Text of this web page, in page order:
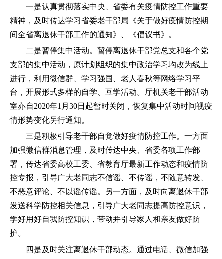
一是认真贯彻落实中央、省委有关疫情防控工作重要
精神，及时传达学习省委老干部局《关于做好疫情防控期
间全省离退休干部工作的通知》、《倡议书》。
二是暂停集中活动。暂停离退休干部党总支和各个党
支部的集中活动，原计划组织的集中政治学习均改为线上
进行，利用微信群、学习强国、老人春秋等网络学习平
台，开展形式多样的自学、互学活动。厅机关老干部活动
室亦自2020年1月30日起暂时关闭，恢复集中活动时间视疫
情形势变化另行通知。
三是积极引导老干部自觉做好疫情防控工作。一方面
加强微信群消息管理，及时传达中央、省委各项工作部
署，传达省委高校工委、省教育厅最新工作动态和疫情防
控专报，引导广大老同志不信谣、不传谣，不随意转发、
不恶意评论、不以谣传谣。另一方面，及时向离退休干部
发送科学防控相关信息，引导广大老同志提高防控意识，
学好用好自我防控知识，带动并引导家人和亲友做好防
护。
四是及时关注离退休干部动态。通过电话、微信加强